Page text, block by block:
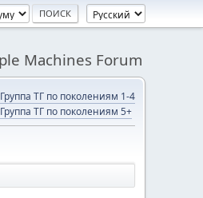
Группа ТГ по поколениям 1-4
Группа ТГ по поколениям 5+